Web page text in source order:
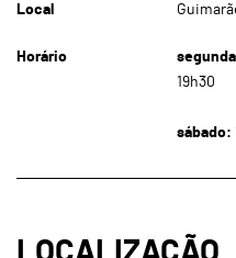
Local
Horário
19h30
sábado: